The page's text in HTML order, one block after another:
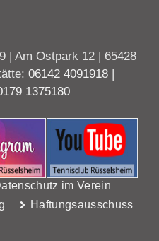
| Am Ostpark 12 | 65428
06142 4091918|
1375180
im Verein
Haftungsausschuss